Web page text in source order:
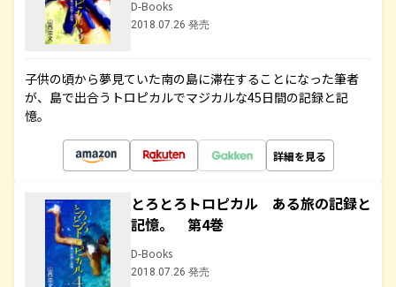
D-Books
2018.07.26 発売
子供の頃から夢見ていた南の島に滞在することになった筆者
が、島で出合うトロピカルでマジカルな45日間の記録と記
憶。
詳細を見る
とろとろトロピカル ある旅の記録と
記憶。 第4巻
D-Books
2018.07.26 発売